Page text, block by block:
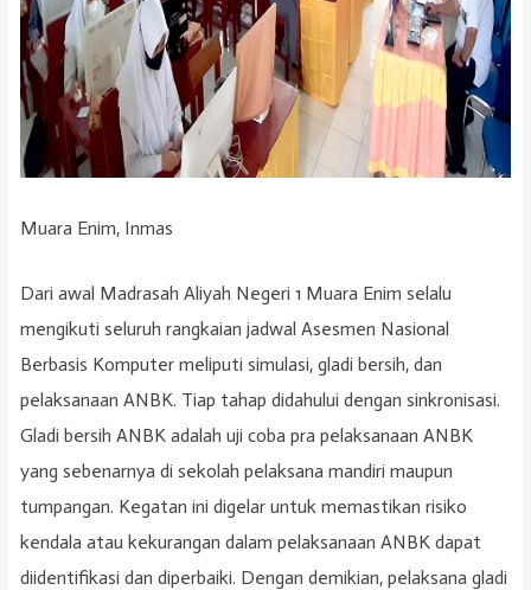
Muara Enim, Inmas
Dari awal Madrasah Aliyah Negeri 1 Muara Enim selalu
mengikuti seluruh rangkaian jadwal Asesmen Nasional
Berbasis Komputer meliputi simulasi, gladi bersih, dan
pelaksanaan ANBK. Tiap tahap didahului dengan sinkronisasi.
Gladi bersih ANBK adalah uji coba pra pelaksanaan ANBK
yang sebenarnya di sekolah pelaksana mandiri maupun
tumpangan. Kegatan ini digelar untuk memastikan risiko
kendala atau kekurangan dalam pelaksanaan ANBK dapat
diidentifikasi dan diperbaiki. Dengan demikian, pelaksana gladi